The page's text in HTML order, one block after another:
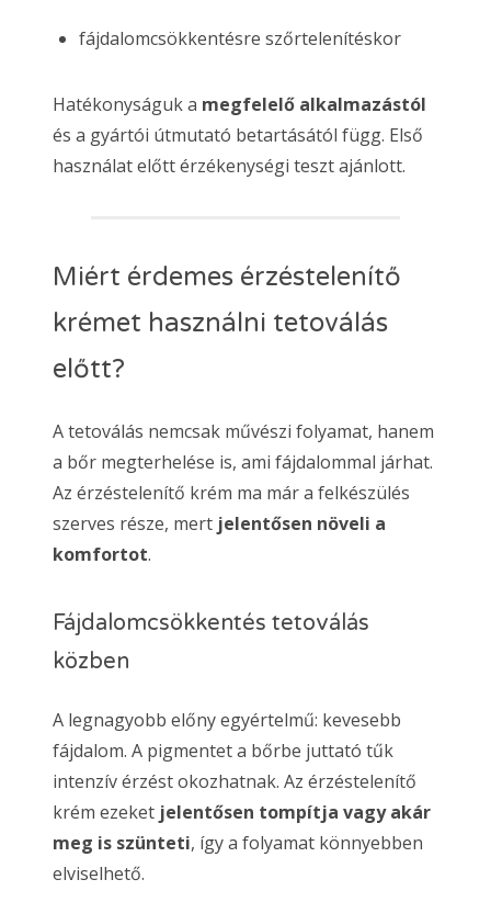
fájdalomcsökkentésre szőrtelenítéskor
Hatékonyságuk a megfelelő alkalmazástól
és a gyártói útmutató betartásától függ. Első
használat előtt érzékenységi teszt ajánlott.
Miért érdemes érzéstelenítő
krémet használni tetoválás
előtt?
A tetoválás nemcsak művészi folyamat, hanem
a bőr megterhelése is, ami fájdalommal járhat.
Az érzéstelenítő krém ma már a felkészülés
szerves része, mert jelentősen növeli a
komfortot.
Fájdalomcsökkentés tetoválás
közben
A legnagyobb előny egyértelmű: kevesebb
fájdalom. A pigmentet a bőrbe juttató tűk
intenzív érzést okozhatnak. Az érzéstelenítő
krém ezeket jelentősen tompítja vagy akár
meg is szünteti, így a folyamat könnyebben
elviselhető.